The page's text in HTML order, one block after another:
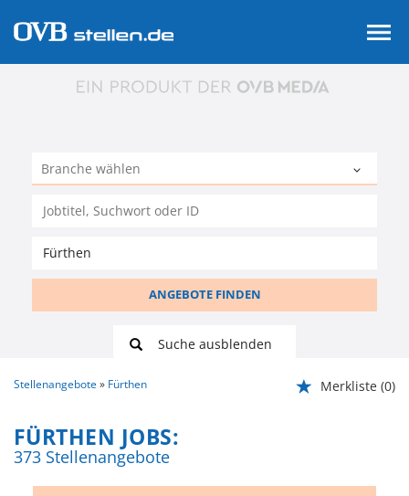
ANGEBOTE FINDEN
Suche ausblenden
Stellenangebote Fürthen Merkliste (0)
FÜRTHEN JOBS:
373 Stellenangebote